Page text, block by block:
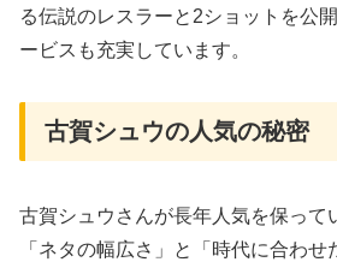
る伝説のレスラーと2ショットを公
ービスも充実しています。
古賀シュウの人気の秘密
古賀シュウさんが長年人気を保って
「ネタの幅広さ」と「時代に合わ